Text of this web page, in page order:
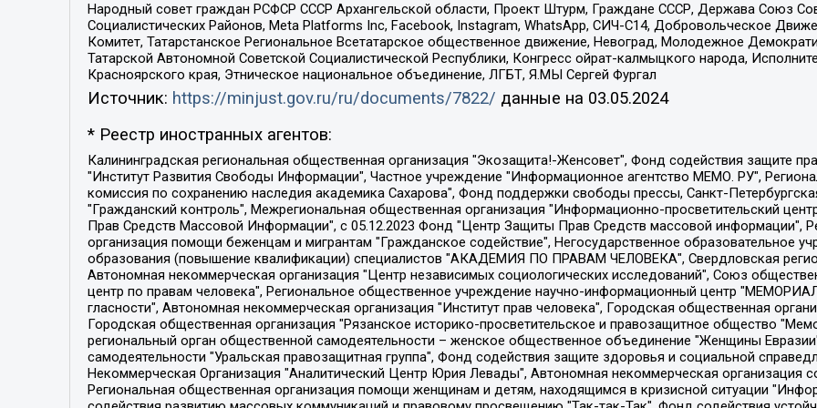
Народный совет граждан РСФСР СССР Архангельской области, Проект Штурм, Граждане СССР, Держава Союз
Социалистических Районов, Meta Platforms Inc, Facebook, Instagram, WhatsApp, СИЧ-С14, Добровольческое
Комитет, Татарстанское Региональное Всетатарское общественное движение, Невоград, Молодежное
Татарской Автономной Советской Социалистической Республики, Конгресс ойрат-калмыцкого народа,
Красноярского края, Этническое национальное объединение, ЛГБТ, Я.МЫ Сергей Фургал
Источник: https://minjust.gov.ru/ru/documents/7822/ данные на 03.05.2024
* Реестр иностранных агентов:
Калининградская региональная общественная организация "Экозащита!-Женсовет", Фонд содействия защите прав и свобод граждан "Общественный вердикт", Фонд "Институт Развития Свободы Информации", Частное учреждение "Информационное агентство МЕМО. РУ", Региональная общественная организация "Общественная комиссия по сохранению наследия академика Сахарова", Фонд поддержки свободы прессы, Санкт-Петербургская общественная правозащитная организация "Гражданский контроль", Межрегиональная общественная организация "Информационно-просветительский центр "Мемориал", Региональный Фонд "Центр Защиты Прав Средств Массовой Информации", с 05.12.2023 Фонд "Центр Защиты Прав Средств массовой информации", Региональная общественная благотворительная организация помощи беженцам и мигрантам "Гражданское содействие", Негосударственное образовательное учреждение дополнительного профессионального образования (повышение квалификации) специалистов "АКАДЕМИЯ ПО ПРАВАМ ЧЕЛОВЕКА", Свердловская региональная общественная организация "Сутяжник", Автономная некоммерческая организация "Центр независимых социологических исследований", Союз общественных объединений "Российский исследовательский центр по правам человека", Региональное общественное учреждение научно-информационный центр "МЕМОРИАЛ", Некоммерческая организация "Фонд защиты гласности", Автономная некоммерческая организация "Институт прав человека", Городская общественная организация "Екатеринбургское общество "МЕМОРИАЛ", Городская общественная организация "Рязанское историко-просветительское и правозащитное общество "Мемориал" (Рязанский Мемориал), Челябинский региональный орган общественной самодеятельности – женское общественное объединение "Женщины Евразии", Челябинский региональный орган общественной самодеятельности "Уральская правозащитная группа", Фонд содействия защите здоровья и социальной справедливости имени Андрея Рылькова, Автономная Некоммерческая Организация "Аналитический Центр Юрия Левады", Автономная некоммерческая организация социальной поддержки населения "Проект Апрель", Региональная общественная организация помощи женщинам и детям, находящимся в кризисной ситуации "Информационно-методический центр "Анна", Фонд содействия развитию массовых коммуникаций и правовому просвещению "Так-так-Так", Фонд содействия устойчивому развитию "Серебряная тайга", Свердловский региональный общественный фонд социальных проектов "Новое время", "Idel.Реалии", Кавказ.Реалии, Крым.Реалии, Телеканал Настоящее Время, Татаро-башкирская служба Радио Свобода (Azatliq Radiosi), Радио Свободная Европа/Радио Свобода (PCE/PC), "Сибирь.Реалии", "Фактограф", Благотворительный фонд помощи осужденным и их семьям, Автономная некоммерческая организация "Институт глобализации и социальных движений", Фонд "В защиту прав заключенных", Частное учреждение "Центр поддержки и содействия развитию средств массовой информации", Пензенский региональный общественный благотворительный фонд "Гражданский союз", "Север.Реалии", Некоммерческая организация Фонд "Правовая инициатива", Общество с ограниченной ответственностью "Радио Свободная Европа/Радио Свобода", Чешское информационное агентство "MEDIUM-ORIENT", Красноярская региональная общественная организация "Мы против СПИДа", Камалягин Денис Николаевич, Маркелов Сергей Евгеньевич, Пономарев Лев Александрович, Савицкая Людмила Алексеевна, Автономная некоммерческая организация "Центр по работе с проблемой насилия "НАСИЛИЮ.НЕТ", Межрегиональный профессиональный союз работников здравоохранения "Альянс врачей", Юридическое лицо, зарегистрированное в Латвийской Республике, SIA "Medusa Project" (регистрационный номер 40103797863, дата регистрации 10.06.2014), Некоммерческая организация "Фонд по борьбе с коррупцией", Автономная некоммерческая организация "Институт права и публичной политики", Баданин Роман Сергеевич, Гликин Максим Александрович, Железнова Мария Михайловна, Лукьянова Юлия Сергеевна, Маетная Елизавета Витальевна, Маняхин Петр Борисович, Чуракова Ольга Владимировна, Ярош Юлия Петровна, Юридическое лицо "The Insider SIA", зарегистрированное в Риге, Латвийская Республика (дата регистрации 26.06.2015), являющееся администратором доменного имени интернет-издания "The Insider SIA", https://theins.ru, Постернак Алексей Евгеньевич, Рубин Михаил Аркадьевич, Анин Роман Александрович, Юридическое лицо Istories fonds, зарегистрированное в Латвийской Республике (регистрационный номер 50008295751, дата регистрации 24.02.2020), Великовский Дмитрий Александрович, Долинина Ирина Николаевна, Мароховская Алеся Алексеевна, Шлейнов Роман Юрьевич, Шмагун Олеся Валентиновна, Общество с ограниченной ответственностью "Альтаир 2021", Общество с ограниченной ответственностью "Вега 2021", Общество с ограниченной ответственностью "Главный редактор 2021", Общество с ограниченной ответственностью "Ромашки монолит", Важенков Артем Валерьевич, Ивановская областная общественная организация "Центр гендерных исследований", Гурман Юрий Альбертович, Медиапроект "ОВД-Инфо", Егоров Владимир Владимирович, Жилинский Владимир Александрович, Общество с ограниченной ответственностью "ЗП", Иванова София Юрьевна, Карезина Инна Павловна, Кильтау Екатерина Викторовна, Петров Алексей Викторович, Пискунов Сергей Евгеньевич, Смирнов Сергей Сергеевич, Тихонов Михаил Сергеевич, Общество с ограниченной ответственностью "ЖУРНАЛИСТ-ИНОСТРАННЫЙ АГЕНТ", Арапова Галина Юрьевна, Вольтская Татьяна Анатольевна, Американская компания "Mason G.E.S. Anonymous Foundation" (США), являющаяся владельцем интернет-издания https://mnews.world/, Компания "Stichting Bellingcat", зарегистрированная в Нидерландах (дата регистрации 11.07.2018), Захаров Андрей Вячеславович, Клепиковская Екатерина Дмитриевна, Общество с ограниченной ответственностью "МЕМО", Перл Роман Александрович, Симонов Евгений Алексеевич, Соловьева Елена Анатольевна, Сотников Даниил Владимирович, Сурначева Елизавета Дмитриевна, Автономная некоммерческая организация по защите прав человека и информированию населения "Якутия – Наше Мнение", Общество с ограниченной ответственностью "Москоу диджитал медиа", с 26.01.2023 Общество с ограниченной ответственностью "Чайка Белые сады", Ветошкина Валерия Валерьевна, Заговора Максим Александрович, Межрегиональное общественное движение "Российская ЛГБТ - сеть", Оленичев Максим Владимирович, Павлов Иван Юрьевич, Скворцова Елена Сергеевна, Общество с ограниченной ответственностью "Как бы инагент", Кочетков Игорь Викторович, Общество с ограниченной ответственностью "Честные выборы", Еланчик Олег Александрович, Общество с ограниченной ответственностью "Нобелевский призыв", Гималова Регина Эмилевна, Григорьев Андрей Валерьевич, Григорьева Алина Александровна, Ассоциация по содействию защите прав призывников, альтернативнослужащих и военнослужащих "Правозащитная группа